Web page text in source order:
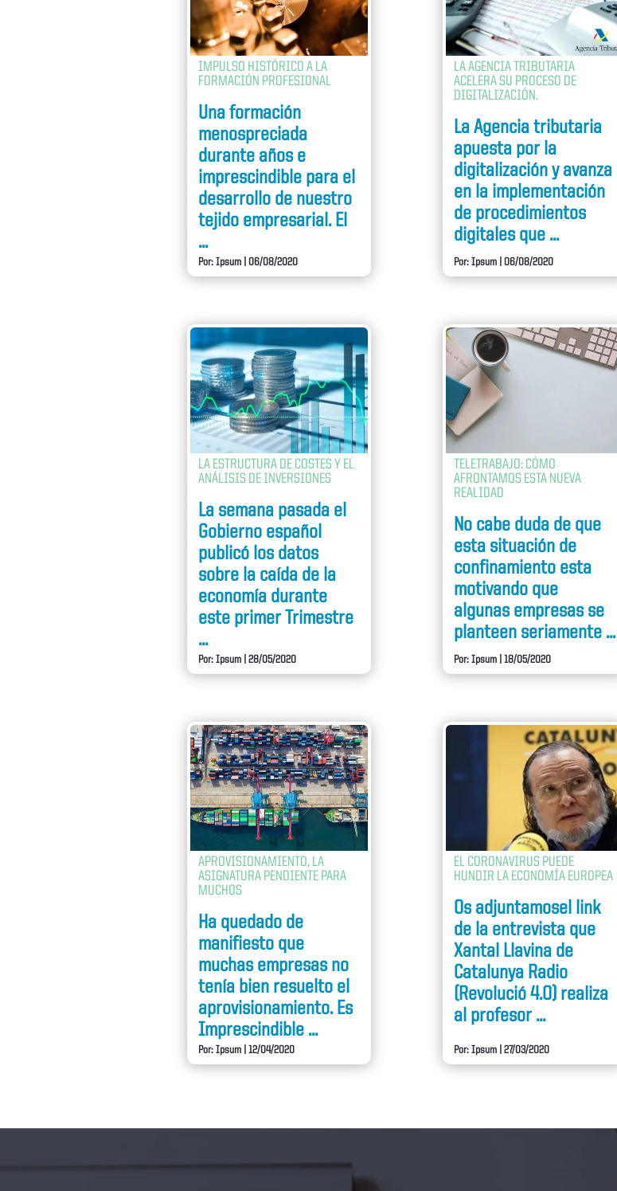
IMPULSO HISTÓRICO A LA
FORMACIÓN PROFESIONAL
Por: Ipsum |06/08/2020
Una formación
menospreciada
durante años e
imprescindible para el
desarrollo de nuestro
tejido empresarial. El
...
LA AGENCIA TRIBUTARIA
ACELERA SU PROCESO DE
DIGITALIZACIÓN.
Por: Ipsum |06/08/2020
La Agencia tributaria
apuesta por la
digitalización y avanza
en la implementación
de procedimientos
digitales que ...
LA ESTRUCTURA DE COSTES Y EL
ANÁLISIS DE INVERSIONES
Por: Ipsum |28/05/2020
La semana pasada el
Gobierno español
publicó los datos
sobre la caída de la
economía durante
este primer Trimestre
...
TELETRABAJO: CÓMO
AFRONTAMOS ESTA NUEVA
REALIDAD
Por: Ipsum |18/05/2020
No cabe duda de que
esta situación de
confinamiento esta
motivando que
algunas empresas se
planteen seriamente ...
APROVISIONAMIENTO, LA
ASIGNATURA PENDIENTE PARA
MUCHOS
Por: Ipsum |12/04/2020
Ha quedado de
manifiesto que
muchas empresas no
tenía bien resuelto el
aprovisionamiento. Es
Imprescindible ...
EL CORONAVIRUS PUEDE
HUNDIR LA ECONOMÍA EUROPEA
Por: Ipsum |27/03/2020
Os adjuntamosel link
de la entrevista que
Xantal Llavina de
Catalunya Radio
(Revolució 4.0) realiza
al profesor ...